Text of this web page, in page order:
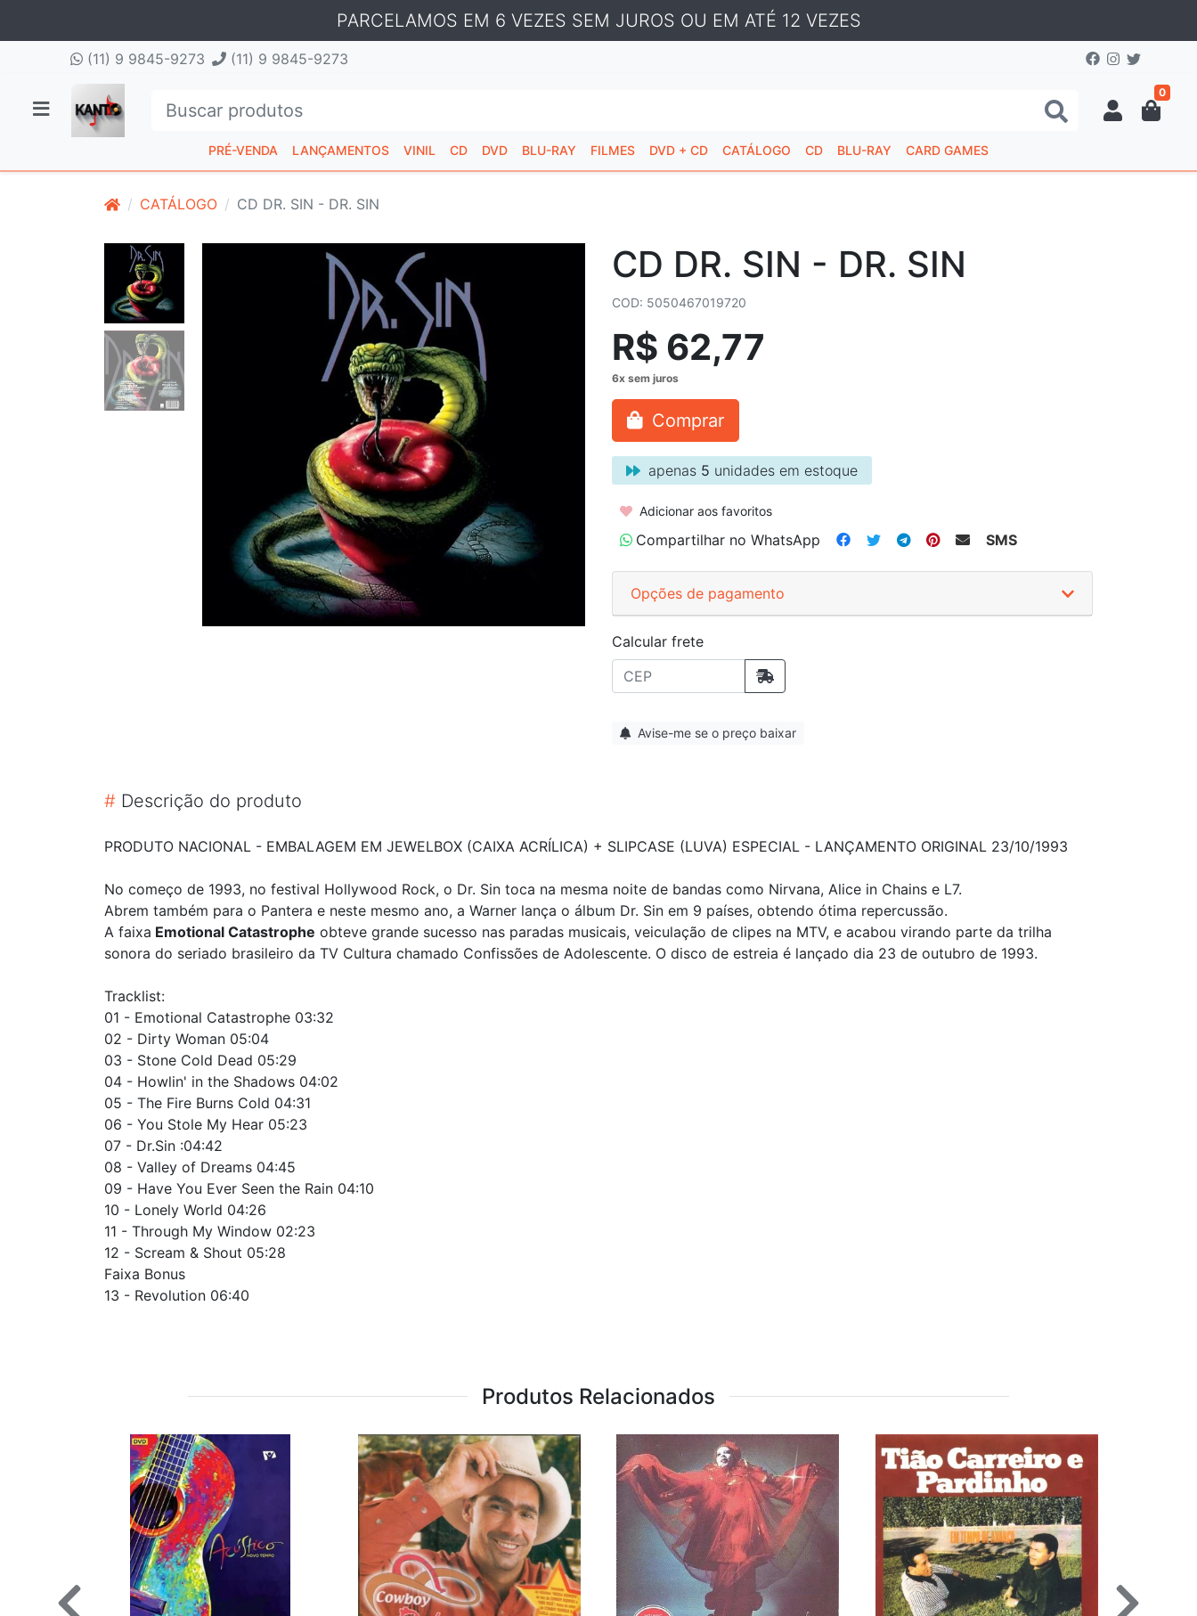
PARCELAMOS EM 6 VEZES SEM JUROS OU EM ATÉ 12 VEZES
(11) 9 9845-9273 (11) 9 9845-9273
0
PRÉ-VENDA LANÇAMENTOS VINIL CD DVD BLU-RAY FILMES DVD + CD CATÁLOGO CD BLU-RAY CARD GAMES
CATÁLOGO CD DR. SIN - DR. SIN
CD DR. SIN - DR. SIN
COD: 5050467019720
R$ 62,77
Comprar
apenas 5 unidades em estoque
Adicionar aos favoritos
Compartilhar no WhatsApp SMS
Opções de pagamento
Calcular frete
Avise-me se o preço baixar
# Descrição do produto
PRODUTO NACIONAL - EMBALAGEM EM JEWELBOX (CAIXA ACRÍLICA) + SLIPCASE (LUVA) ESPECIAL - LANÇAMENTO ORIGINAL 23/10/1993
No começo de 1993, no festival Hollywood Rock, o Dr. Sin toca na mesma noite de bandas como Nirvana, Alice in Chains e L7.
Abrem também para o Pantera e neste mesmo ano, a Warner lança o álbum Dr. Sin em 9 países, obtendo ótima repercussão.
A faixa Emotional Catastrophe obteve grande sucesso nas paradas musicais, veiculação de clipes na MTV, e acabou virando parte da trilha
sonora do seriado brasileiro da TV Cultura chamado Confissões de Adolescente. O disco de estreia é lançado dia 23 de outubro de 1993.
Tracklist:
01 - Emotional Catastrophe 03:32
02 - Dirty Woman 05:04
03 - Stone Cold Dead 05:29
04 - Howlin' in the Shadows 04:02
05 - The Fire Burns Cold 04:31
06 - You Stole My Hear 05:23
07 - Dr.Sin :04:42
08 - Valley of Dreams 04:45
09 - Have You Ever Seen the Rain 04:10
10 - Lonely World 04:26
11 - Through My Window 02:23
12 - Scream & Shout 05:28
Faixa Bonus
13 - Revolution 06:40
Produtos Relacionados